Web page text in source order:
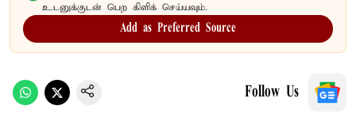
உடனுக்குடன் பெற கிளிக் செய்யவும்.
Add as Preferred Source
Follow Us